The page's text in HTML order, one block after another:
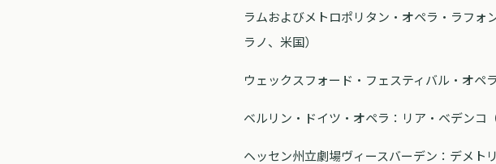
ラムおよびメトロポリタン・オペラ・ラフォ
ラノ、米国）
ウェックスフォード・フェスティバル・オペ
ベルリン・ドイツ・オペラ：リア・ベデンコ
ヘッセン州立劇場ヴィースバーデン：デメト